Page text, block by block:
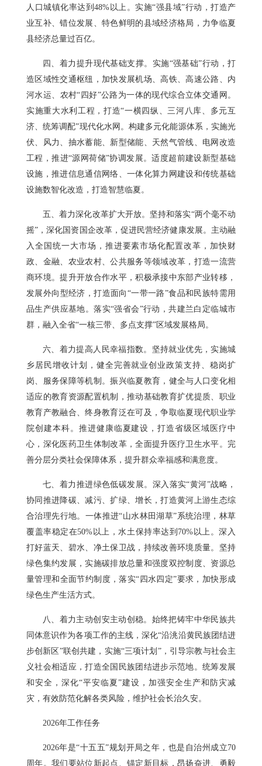
人口城镇化率达到48%以上。实施“强县域”行动，打造产
业互补、错位发展、特色鲜明的县域经济格局，力争临夏
县经济总量过百亿。
四、着力提升现代基础支撑。实施“强基础”行动，打
造区域性交通枢纽，加快发展机场、高铁、高速公路、内
河水运、农村“四好”公路为一体的现代综合立体交通网。
实施重大水利工程，打造“一横四纵、三河八库、多元互
济、统筹调配”现代化水网。构建多元化能源体系，实施光
伏、风力、抽水蓄能、新型储能、天然气管线、电网改造
工程，推进“源网荷储”协调发展。适度超前建设新型基础
设施，推进信息通信网络、一体化算力网建设和传统基础
设施数智化改造，打造智慧临夏。
五、着力深化改革扩大开放。坚持和落实“两个毫不动
摇”，深化国资国企改革，促进民营经济健康发展。主动融
入全国统一大市场，推进要素市场化配置改革，加快财
政、金融、农业农村、公共服务等领域改革，打造一流营
商环境。提升开放合作水平，积极承接中东部产业转移，
发展外向型经济，打造面向“一带一路”食品和民族特需用
品生产供应基地。落实“强省会”行动，共建兰白定临城市
群，融入全省“一核三带、多点支撑”区域发展格局。
六、着力提高人民幸福指数。坚持就业优先，实施城
乡居民增收计划，健全完善就业创业政策支持、稳岗扩
岗、服务保障等机制。振兴临夏教育，健全与人口变化相
适应的教育资源配置机制，推动基础教育扩优提质、职业
教育产教融合、终身教育泛在可及，争取临夏现代职业学
院创建本科。推进健康临夏建设，打造省级区域医疗中
心，深化医药卫生体制改革，全面提升医疗卫生水平。完
善分层分类社会保障体系，提升群众幸福感和满意度。
七、着力推进绿色低碳发展。深入落实“黄河”战略，
协同推进降碳、减污、扩绿、增长，打造黄河上游生态综
合治理先行地。一体推进“山水林田湖草”系统治理，林草
覆盖率稳定在50%以上，水土保持率达到70%以上。深入
打好蓝天、碧水、净土保卫战，持续改善环境质量。坚持
绿色集约发展，实施碳排放总量和强度双控制度、资源总
量管理和全面节约制度，落实“四水四定”要求，加快形成
绿色生产生活方式。
八、着力主动创安主动创稳。始终把铸牢中华民族共
同体意识作为各项工作的主线，深化“沿洮沿黄民族团结进
步创新区”联创共建，实施“三项计划”，引导宗教与社会主
义社会相适应，打造全国民族团结进步示范地。统筹发展
和安全，深化“平安临夏”建设，加强安全生产和防灾减
灾，有效防范化解各类风险，维护社会长治久安。
2026年工作任务
2026年是“十五五”规划开局之年，也是自治州成立70
周年。我们要站位新起点、锚定新目标，昂扬奋进、勇毅